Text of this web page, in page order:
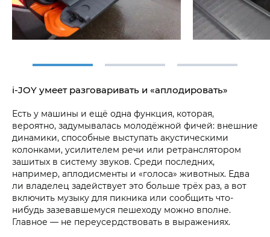
i‑JOY умеет разговаривать и «аплодировать»
Есть у машины и ещё одна функция, которая,
вероятно, задумывалась молодёжной фичей: внешние
динамики, способные выступать акустическими
колонками, усилителем речи или ретранслятором
зашитых в систему звуков. Среди последних,
например, аплодисменты и «голоса» животных. Едва
ли владелец задействует это больше трёх раз, а вот
включить музыку для пикника или сообщить что-
нибудь зазевавшемуся пешеходу можно вполне.
Главное — не переусердствовать в выражениях.